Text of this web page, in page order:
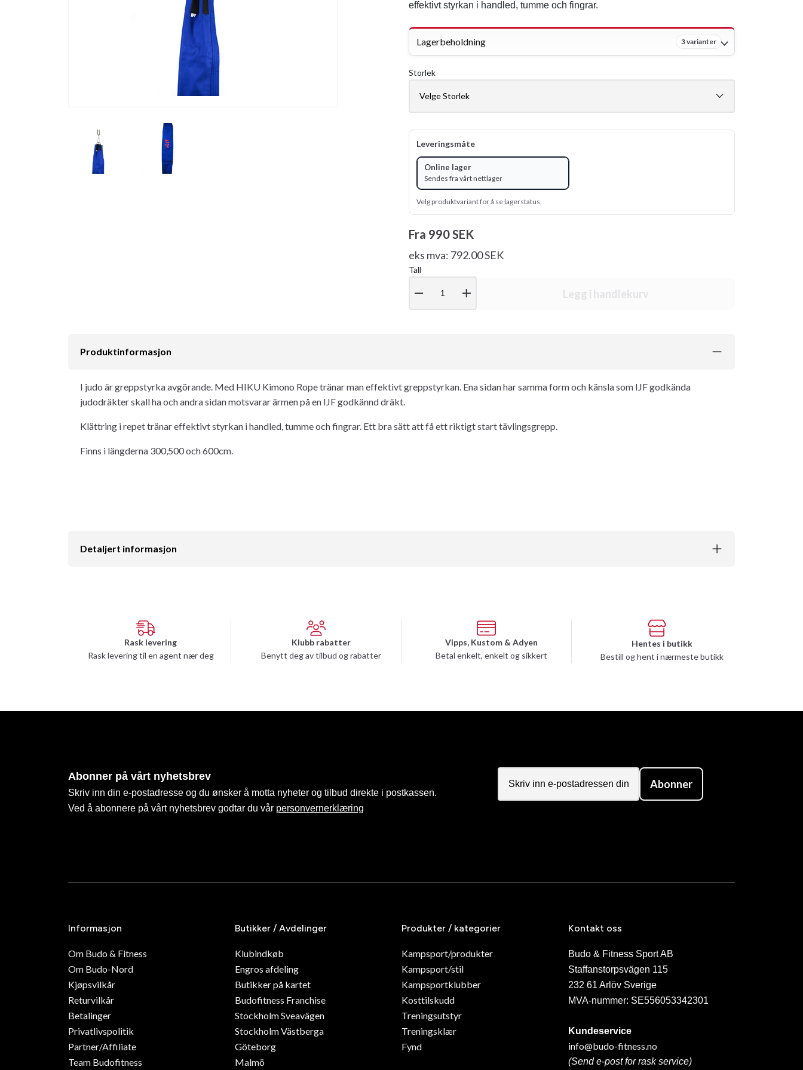
effektivt styrkan i handled, tumme och fingrar.
Lagerbeholdning 3 varianter
Storlek
Leveringsmåte
Online lager
Sendes fra vårt nettlager
Velg produktvariant for å se lagerstatus.
Fra 990 SEK
eks mva: 792.00 SEK
Tall
remove add Legg i handlekurv
Produktinformasjon
I judo är greppstyrka avgörande. Med HIKU Kimono Rope tränar man effektivt greppstyrkan. Ena sidan har samma form och känsla som IJF godkända
judodräkter skall ha och andra sidan motsvarar ärmen på en IJF godkännd dräkt.
Klättring i repet tränar effektivt styrkan i handled, tumme och fingrar. Ett bra sätt att få ett riktigt start tävlingsgrepp.
Finns i längderna 300,500 och 600cm.
Detaljert informasjon
Rask levering
Rask levering til en agent nær deg
Klubb rabatter
Benytt deg av tilbud og rabatter
Vipps, Kustom & Adyen
Betal enkelt, enkelt og sikkert
Hentes i butikk
Bestill og hent i nærmeste butikk
Abonner på vårt nyhetsbrev
Skriv inn din e-postadresse og du ønsker å motta nyheter og tilbud direkte i postkassen.
Ved å abonnere på vårt nyhetsbrev godtar du vår personvernerklæring
Abonner
Informasjon
Om Budo & Fitness
Om Budo-Nord
Kjøpsvilkår
Returvilkår
Betalinger
Privatlivspolitik
Partner/Affiliate
Team Budofitness
Butikker / Avdelinger
Klubindkøb
Engros afdeling
Butikker på kartet
Budofitness Franchise
Stockholm Sveavägen
Stockholm Västberga
Göteborg
Malmö
Produkter / kategorier
Kampsport/produkter
Kampsport/stil
Kampsportklubber
Kosttilskudd
Treningsutstyr
Treningsklær
Fynd
Kontakt oss
Budo & Fitness Sport AB
Staffanstorpsvägen 115
232 61 Arlöv Sverige
MVA-nummer: SE556053342301
Kundeservice
info@budo-fitness.no
(Send e-post for rask service)